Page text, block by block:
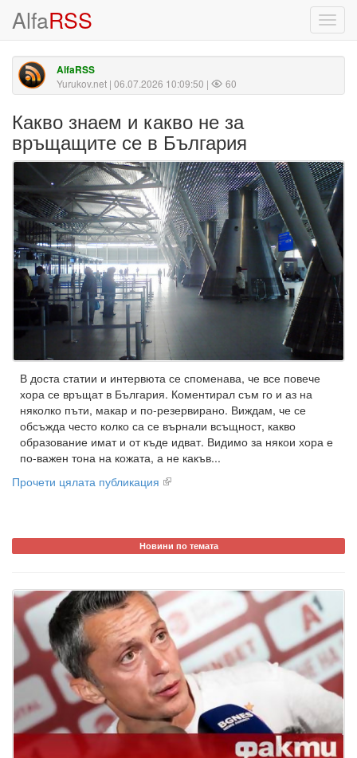
AlfaRSS
AlfaRSS
Yurukov.net | 06.07.2026 10:09:50 | 60
Какво знаем и какво не за
връщащите се в България
В доста статии и интервюта се споменава, че все повече
хора се връщат в България. Коментирал съм го и аз на
няколко пъти, макар и по-резервирано. Виждам, че се
обсъжда често колко са се върнали всъщност, какво
образование имат и от къде идват. Видимо за някои хора е
по-важен тона на кожата, а не какъв...
Прочети цялата публикация
Новини по темата